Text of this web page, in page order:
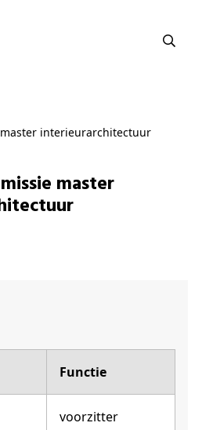
interieurarchitectuur
Functie
voorzitter